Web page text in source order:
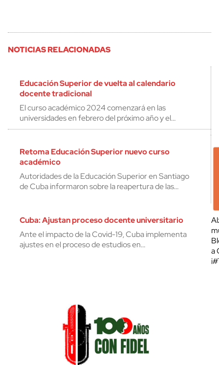
NOTICIAS RELACIONADAS
Educación Superior de vuelta al calendario
docente tradicional
El curso académico 2024 comenzará en las
universidades en febrero del próximo año y el…
Retoma Educación Superior nuevo curso
académico
Autoridades de la Educación Superior en Santiago
de Cuba informaron sobre la reapertura de las…
Cuba: Ajustan proceso docente universitario
Ante el impacto de la Covid-19, Cuba implementa
ajustes en el proceso de estudios en…
a